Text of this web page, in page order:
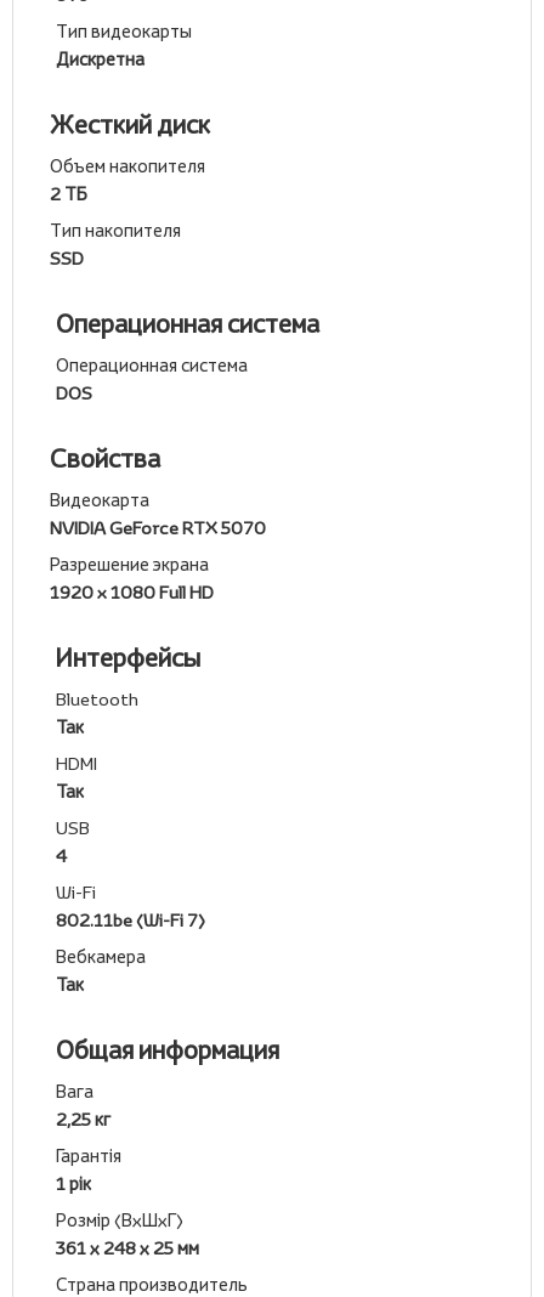
Тип видеокарты
Дискретна
Жесткий диск
Объем накопителя
2 ТБ
Тип накопителя
SSD
Операционная система
Операционная система
DOS
Свойства
Видеокарта
NVIDIA GeForce RTX 5070
Разрешение экрана
1920 x 1080 Full HD
Интерфейсы
Bluetooth
Так
HDMI
Так
USB
4
Wi-Fi
802.11be (Wi-Fi 7)
Вебкамера
Так
Общая информация
Вага
2,25 кг
Гарантія
1 рік
Розмір (ВхШхГ)
361 х 248 х 25 мм
Страна производитель